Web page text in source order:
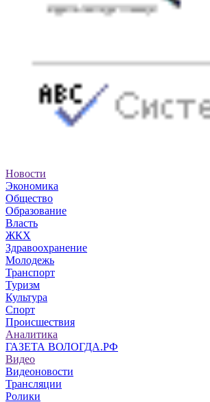
Новости
Экономика
Общество
Образование
Власть
ЖКХ
Здравоохранение
Молодежь
Транспорт
Туризм
Культура
Спорт
Происшествия
Аналитика
ГАЗЕТА ВОЛОГДА.РФ
Видео
Видеоновости
Трансляции
Ролики